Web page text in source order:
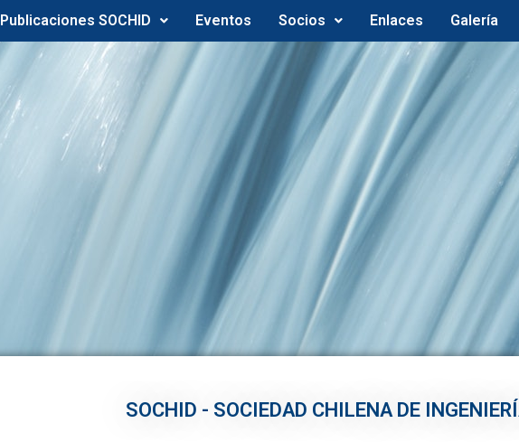
Publicaciones SOCHID Eventos Socios Enlaces Galería
SOCHID - SOCIEDAD CHILENA DE